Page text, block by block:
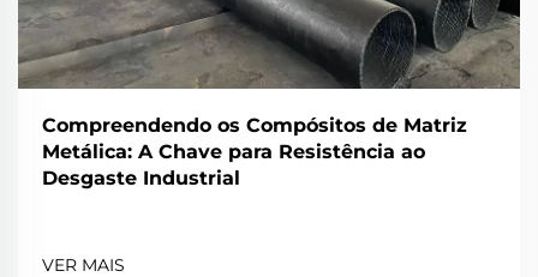
Compreendendo os Compósitos de Matriz
Metálica: A Chave para Resistência ao
Desgaste Industrial
VER MAIS